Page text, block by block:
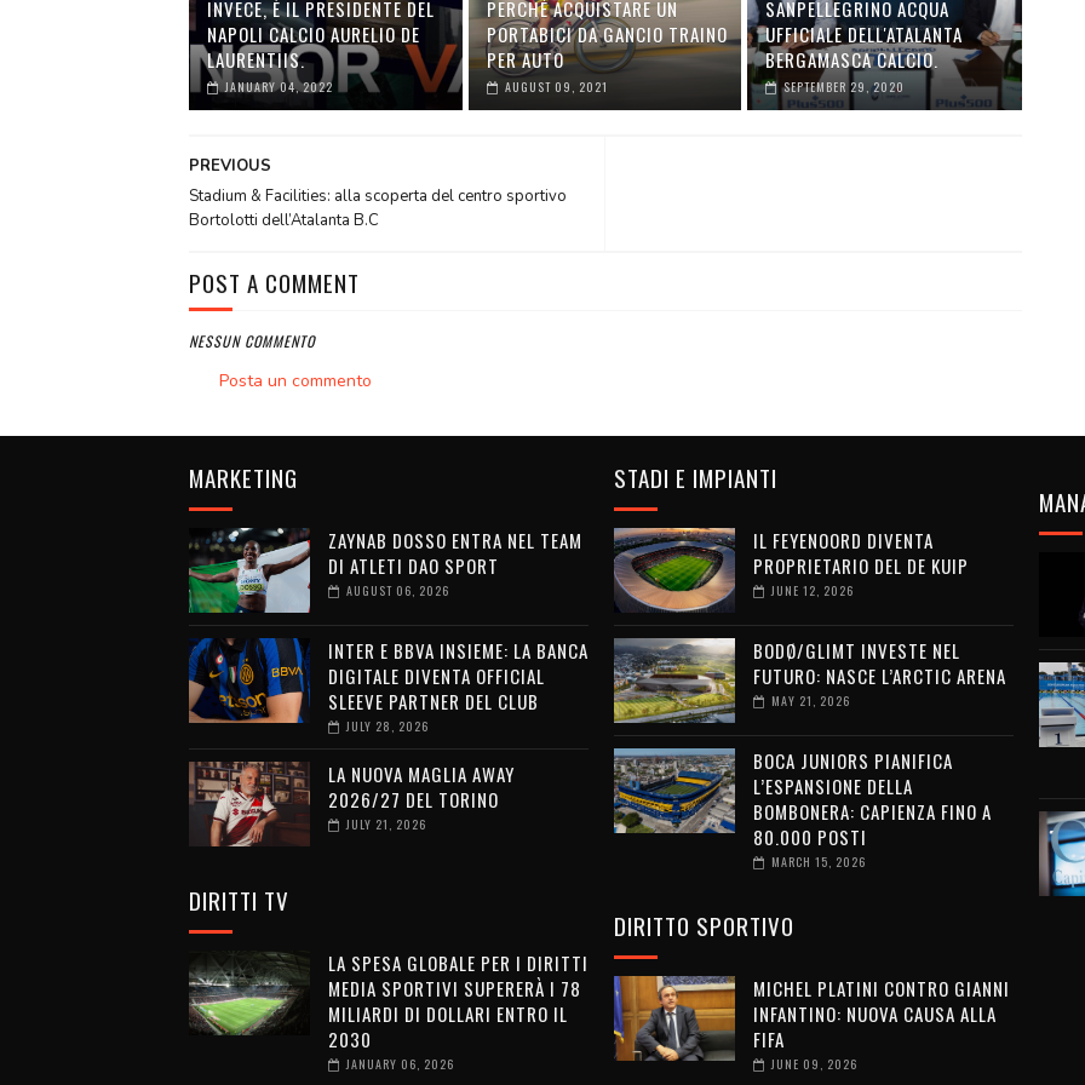
INVECE, È IL PRESIDENTE DEL
NAPOLI CALCIO AURELIO DE
LAURENTIIS.
JANUARY 04, 2022
PERCHÉ ACQUISTARE UN
PORTABICI DA GANCIO TRAINO
PER AUTO
AUGUST 09, 2021
SANPELLEGRINO ACQUA
UFFICIALE DELL'ATALANTA
BERGAMASCA CALCIO.
SEPTEMBER 29, 2020
PREVIOUS
Stadium & Facilities: alla scoperta del centro sportivo
Bortolotti dell’Atalanta B.C
POST A COMMENT
NESSUN COMMENTO
Posta un commento
MARKETING
ZAYNAB DOSSO ENTRA NEL TEAM
DI ATLETI DAO SPORT
AUGUST 06, 2026
INTER E BBVA INSIEME: LA BANCA
DIGITALE DIVENTA OFFICIAL
SLEEVE PARTNER DEL CLUB
JULY 28, 2026
LA NUOVA MAGLIA AWAY
2026/27 DEL TORINO
JULY 21, 2026
DIRITTI TV
LA SPESA GLOBALE PER I DIRITTI
MEDIA SPORTIVI SUPERERÀ I 78
MILIARDI DI DOLLARI ENTRO IL
2030
JANUARY 06, 2026
STADI E IMPIANTI
IL FEYENOORD DIVENTA
PROPRIETARIO DEL DE KUIP
JUNE 12, 2026
BODØ/GLIMT INVESTE NEL
FUTURO: NASCE L’ARCTIC ARENA
MAY 21, 2026
BOCA JUNIORS PIANIFICA
L’ESPANSIONE DELLA
BOMBONERA: CAPIENZA FINO A
80.000 POSTI
MARCH 15, 2026
DIRITTO SPORTIVO
MICHEL PLATINI CONTRO GIANNI
INFANTINO: NUOVA CAUSA ALLA
FIFA
JUNE 09, 2026